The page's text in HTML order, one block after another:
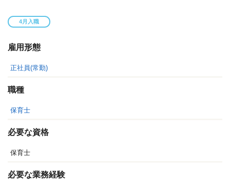
4月入職
雇用形態
正社員(常勤)
職種
保育士
必要な資格
保育士
必要な業務経験